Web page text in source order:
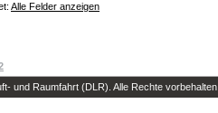
Alle Felder anzeigen
und Raumfahrt (DLR). Alle Rechte vorbehalten.